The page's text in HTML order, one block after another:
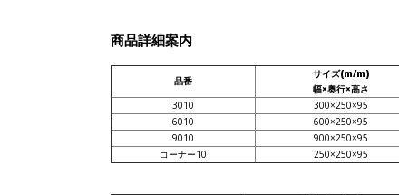
商品詳細案内
品番
サイズ(m/m)
幅×奥行×高さ
3010
300×250×95
6010
600×250×95
9010
900×250×95
コーナー10
250×250×95